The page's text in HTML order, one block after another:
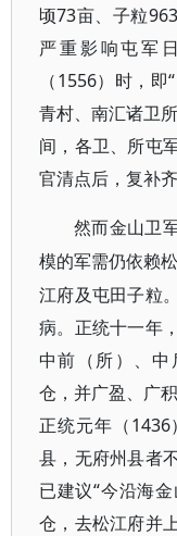
顷73亩、子粒
严重影响屯军
（1556）时，
青村、南汇诸卫
间，各卫、所屯
官清点后，复补
然而金山卫
模的军需仍依赖
江府及屯田子粒
病。正统十一年
中前（所）、
仓，并广盈、广
正统元年（
县，无府州县者
已建议“今沿海
仓，去松江府并